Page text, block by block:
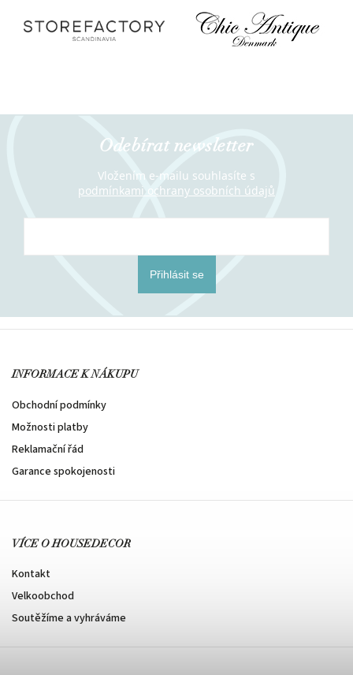
Odebírat newsletter
Vložením e-mailu souhlasíte s
podmínkami ochrany osobních údajů
Přihlásit se
INFORMACE K NÁKUPU
Obchodní podmínky
Možnosti platby
Reklamační řád
Garance spokojenosti
VÍCE O HOUSEDECOR
Kontakt
Velkoobchod
Soutěžíme a vyhráváme